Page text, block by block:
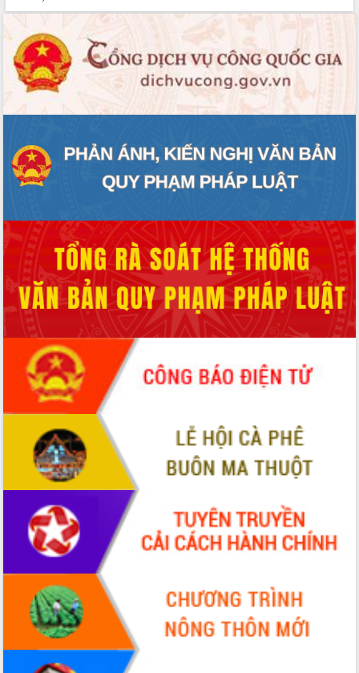
sầu riêng tại Đắk Lắk
món ăn từ sầu riêng
Đắk Lắk công bố Quy hoạch và xúc
tiến đầu tư tỉnh
Ngành cá ngừ Đắk Lắk chủ động thích
ứng để giữ vững thị trường xuất khẩu
phá cơ chế - Hợp tác công tư
Đề án 06 tạo bước ngoặt đột phá trong
cải cách hành chính tỉnh Đắk Lắk
để phát triển du lịch Đắk Lắk
Khởi động Dự án Đầu tư xây dựng hạ
tầng kỹ thuật Cụm công nghiệp Tân
Tiến
Gặp mặt các cơ quan báo chí nhân Kỷ
niệm 101 năm Ngày Báo chí Cách
mạng Việt Nam
Đắk Lắk sơ kết 4 năm triển khai thực
hiện Đề án 06 của Chính phủ
Họp báo thông tin về Hội nghị Công bố
Quy hoạch và Xúc tiến đầu tư tỉnh Đắk
Lắk
Khơi thông điểm nghẽn, đẩy nhanh
giải ngân vốn khắc phục thiên tai
HĐND tỉnh thông qua điều chỉnh Quy
hoạch tỉnh thời kỳ 2021-2030
Hội thảo góp ý hồ sơ điều chỉnh quy
hoạch tỉnh Đắk Lắk thời kỳ 2021-2030,
tầm nhìn đến năm 2050
Nâng cao hiệu quả hoạt động của các
doanh nghiệp nhà nước
Hội nghị triển khai kết nối mạng
truyền số liệu chuyên dùng phục vụ cơ
quan Đảng, Nhà nước
Lễ phát động chuỗi hoạt động chung
tay làm sạch môi trường